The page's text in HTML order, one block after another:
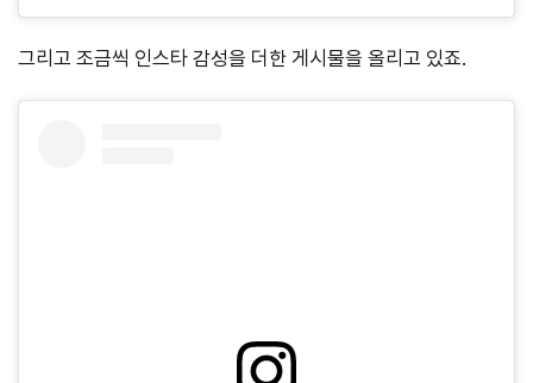
그리고 조금씩 인스타 감성을 더한 게시물을 올리고 있죠.